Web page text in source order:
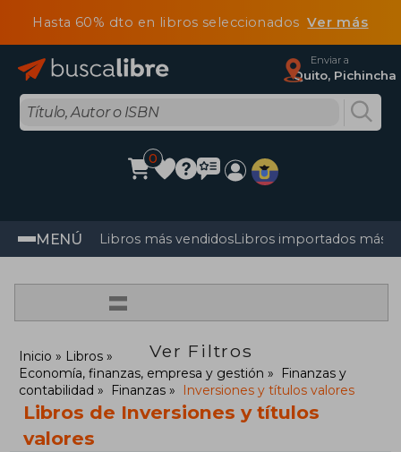
Hasta 60% dto en libros seleccionadosVer más
Enviar a
Quito, Pichincha
0
MENÚ Libros más vendidosLibros importados más
=
Ver Filtros
Inicio
Libros
Economía, finanzas, empresa y gestión
Finanzas y
contabilidad
Finanzas Inversiones y títulos valores
Libros de Inversiones y títulos
valores